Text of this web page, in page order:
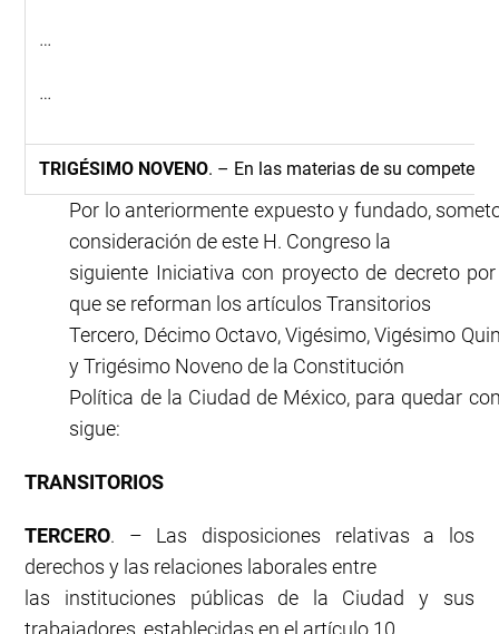
…
…
TRIGÉSIMO NOVENO. – En las materias de su
Por lo anteriormente expuesto y fundado,
consideración de este H. Congreso la
siguiente Iniciativa con proyecto de decreto
que se reforman los artículos Transitorios
Tercero, Décimo Octavo, Vigésimo, Vigésimo
y Trigésimo Noveno de la Constitución
Política de la Ciudad de México, para quedar
sigue:
TRANSITORIOS
TERCERO. – Las disposiciones relativas a los
derechos y las relaciones laborales entre
las instituciones públicas de la Ciudad y sus